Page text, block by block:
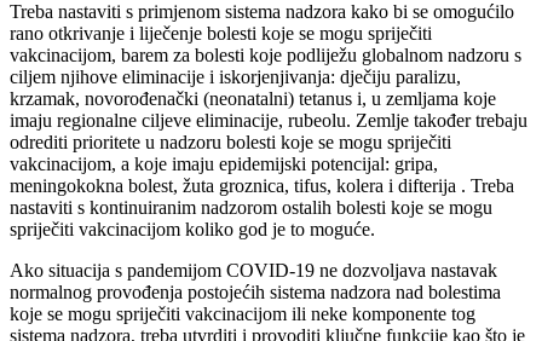
Treba nastaviti s primjenom sistema nadzora kako bi se omogućilo
rano otkrivanje i liječenje bolesti koje se mogu spriječiti
vakcinacijom, barem za bolesti koje podliježu globalnom nadzoru s
ciljem njihove eliminacije i iskorjenjivanja: dječiju paralizu,
krzamak, novorođenački (neonatalni) tetanus i, u zemljama koje
imaju regionalne ciljeve eliminacije, rubeolu. Zemlje također trebaju
odrediti prioritete u nadzoru bolesti koje se mogu spriječiti
vakcinacijom, a koje imaju epidemijski potencijal: gripa,
meningokokna bolest, žuta groznica, tifus, kolera i difterija . Treba
nastaviti s kontinuiranim nadzorom ostalih bolesti koje se mogu
spriječiti vakcinacijom koliko god je to moguće.
Ako situacija s pandemijom COVID-19 ne dozvoljava nastavak
normalnog provođenja postojećih sistema nadzora nad bolestima
koje se mogu spriječiti vakcinacijom ili neke komponente tog
sistema nadzora, treba utvrditi i provoditi ključne funkcije kao što je